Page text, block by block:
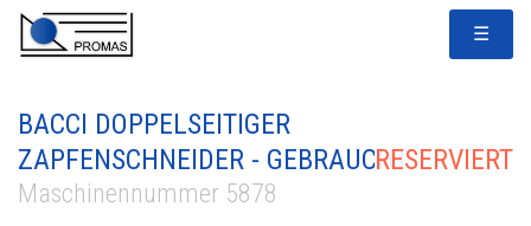
☰
BACCI DOPPELSEITIGER
ZAPFENSCHNEIDER - GEBRAUCHTRESERVIERT
Maschinennummer 5878